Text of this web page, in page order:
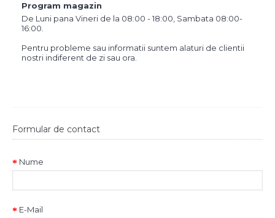
Program magazin
De Luni pana Vineri de la 08:00 - 18:00, Sambata 08:00-
16:00.
Pentru probleme sau informatii suntem alaturi de clientii
nostri indiferent de zi sau ora.
Formular de contact
Nume
E-Mail